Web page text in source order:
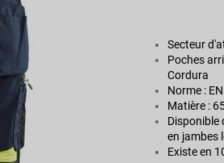
Secteur
Poches
Cordura
Norme :
Matière :
Disponible
en jambes
Existe en